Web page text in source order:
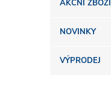
nAKČNÍ ZBOŽÍ
NOVINKY
VÝPRODEJ